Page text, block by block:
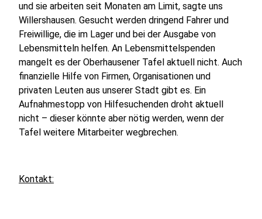
und sie arbeiten seit Monaten am Limit, sagte uns
Willershausen. Gesucht werden dringend Fahrer und
Freiwillige, die im Lager und bei der Ausgabe von
Lebensmitteln helfen. An Lebensmittelspenden
mangelt es der Oberhausener Tafel aktuell nicht. Auch
finanzielle Hilfe von Firmen, Organisationen und
privaten Leuten aus unserer Stadt gibt es. Ein
Aufnahmestopp von Hilfesuchenden droht aktuell
nicht – dieser könnte aber nötig werden, wenn der
Tafel weitere Mitarbeiter wegbrechen.
Kontakt: